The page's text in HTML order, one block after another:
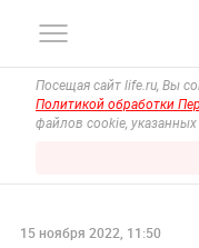
Посещая сайт life.ru, Вы
Политикой обработки
файлов cookie,
15 ноября 2022, 11:50